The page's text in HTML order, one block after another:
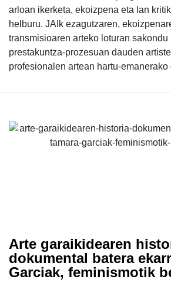
arloan ikerketa, ekoizpena eta lan
helburu. JAIk ezagutzaren,
transmisioaren arteko loturan sakondu
prestakuntza-prozesuan dauden
profesionalen artean hartu-emanerako
Arte garaikidearen
dokumental batera
Garciak, feminismotik